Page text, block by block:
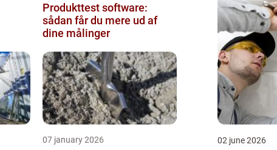
Produkttest software:
sådan får du mere ud af
dine målinger
07 january 2026 02 june 2026